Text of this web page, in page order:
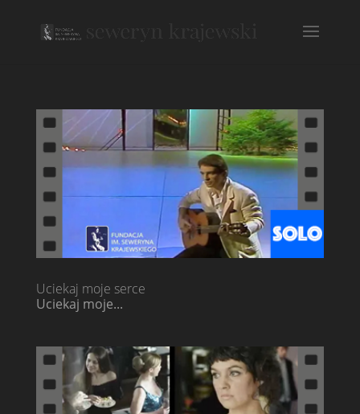
Uciekaj moje serce
Uciekaj moje...